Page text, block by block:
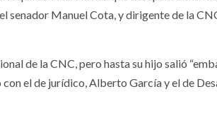
senador Manuel Cota, y dirigente de la
de la CNC, pero hasta su hijo salió
el de jurídico, Alberto García y el de